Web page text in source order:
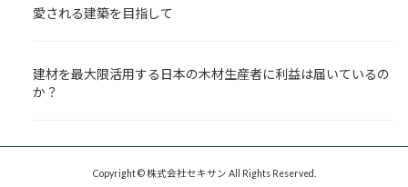
愛される建築を目指して
建材を最大限活用する日本の木材生産者に利益は届いているの
か？
Copyright © 株式会社セキサン All Rights Reserved.